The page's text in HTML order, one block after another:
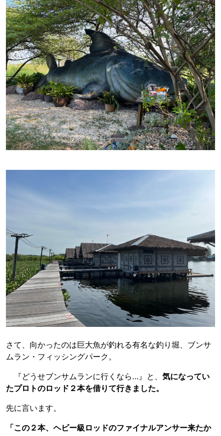
さて、向かったのは巨大魚が釣れる有名な釣り堀、ブンサ
ムラン・フィッシングパーク。
『どうせブンサムランに行くなら…』と、 気になってい
たプロトのロッド２本を借りて行きました。
先に言います。
「この２本、ヘビー級ロッドのファイナルアンサー来たか